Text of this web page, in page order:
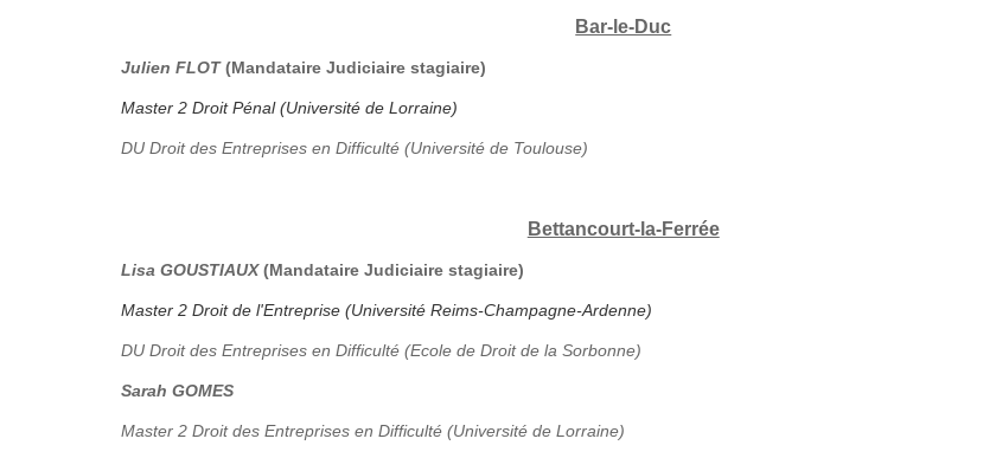
Bar-le-Duc
Julien FLOT(Mandataire Judiciaire stagiaire)
Master 2 Droit Pénal (Université de Lorraine)
DU Droit des Entreprises en Difficulté (Université de Toulouse)
Bettancourt-la-Ferrée
Lisa GOUSTIAUX(Mandataire Judiciaire stagiaire)
Master 2 Droit de l'Entreprise (Université Reims-Champagne-Ardenne)
DU Droit des Entreprises en Difficulté (Ecole de Droit de la Sorbonne)
Sarah GOMES
Master 2 Droit des Entreprises en Difficulté (Université de Lorraine)